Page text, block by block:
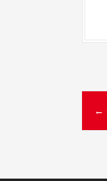
N
a
←